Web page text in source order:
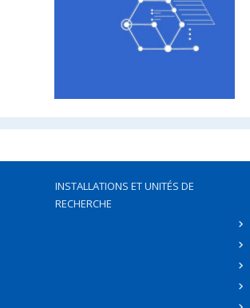
INSTALLATIONS ET UNITÉS DE
RECHERCHE